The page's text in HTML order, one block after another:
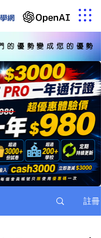
的優勢變成您的優勢
註冊